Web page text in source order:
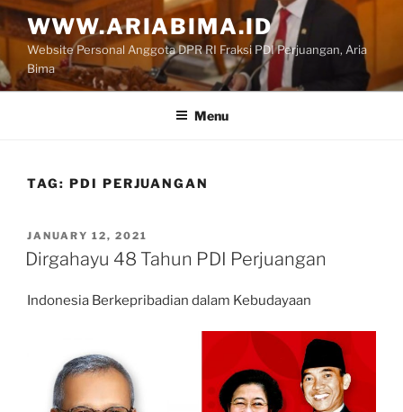
Skip
to
content
WWW.ARIABIMA.ID
Website Personal Anggota DPR RI Fraksi PDI Perjuangan, Aria
Bima
Menu
TAG: PDI PERJUANGAN
POSTED
ON
JANUARY 12, 2021
Dirgahayu 48 Tahun PDI Perjuangan
Indonesia Berkepribadian dalam Kebudayaan